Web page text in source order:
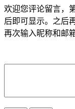
欢迎您评论留言，
后即可显示。之后
再次输入昵称和邮